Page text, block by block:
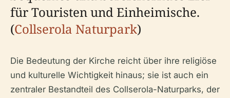
für Touristen und Einheimische.
(Collserola Naturpark)
Die Bedeutung der Kirche reicht über ihre religiöse
und kulturelle Wichtigkeit hinaus; sie ist auch ein
zentraler Bestandteil des Collserola-Naturparks, der